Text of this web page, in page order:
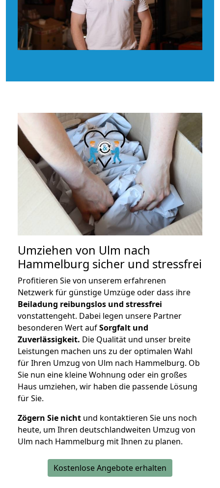
Umziehen von Ulm nach
Hammelburg sicher und stressfrei
Profitieren Sie von unserem erfahrenen
Netzwerk für günstige Umzüge oder dass ihre
Beiladung reibungslos und stressfrei
vonstattengeht. Dabei legen unsere Partner
besonderen Wert aufSorgfalt und
Zuverlässigkeit. Die Qualität und unser breite
Leistungen machen uns zu der optimalen Wahl
für Ihren Umzug von Ulm nach Hammelburg. Ob
Sie nun eine kleine Wohnung oder ein großes
Haus umziehen, wir haben die passende Lösung
für Sie.
Zögern Sie nicht und kontaktieren Sie uns noch
heute, um Ihren deutschlandweiten Umzug von
Ulm nach Hammelburg mit Ihnen zu planen.
Kostenlose Angebote erhalten